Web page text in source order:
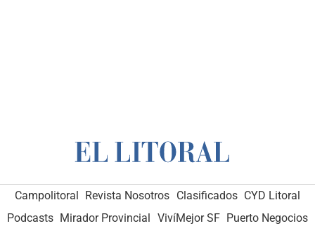
Campolitoral Revista Nosotros Clasificados CYD Litoral
Podcasts Mirador Provincial VivíMejor SF Puerto Negocios